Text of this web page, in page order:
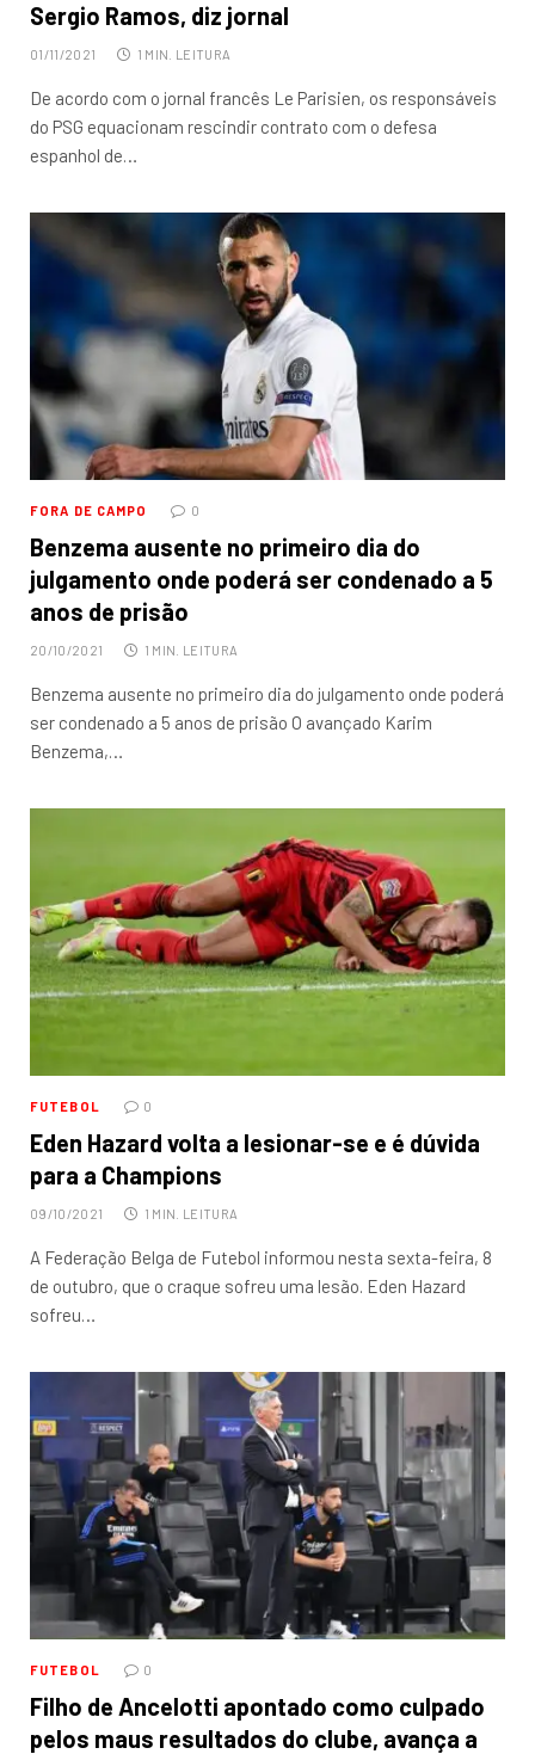
Sergio Ramos, diz jornal
01/11/2021 1 MIN. LEITURA
De acordo com o jornal francês Le Parisien, os responsáveis
do PSG equacionam rescindir contrato com o defesa
espanhol de…
FORA DE CAMPO 0
Benzema ausente no primeiro dia do
julgamento onde poderá ser condenado a 5
anos de prisão
20/10/2021 1 MIN. LEITURA
Benzema ausente no primeiro dia do julgamento onde poderá
ser condenado a 5 anos de prisão O avançado Karim
Benzema,…
FUTEBOL 0
Eden Hazard volta a lesionar-se e é dúvida
para a Champions
09/10/2021 1 MIN. LEITURA
A Federação Belga de Futebol informou nesta sexta-feira, 8
de outubro, que o craque sofreu uma lesão. Eden Hazard
sofreu…
FUTEBOL 0
Filho de Ancelotti apontado como culpado
pelos maus resultados do clube, avança a